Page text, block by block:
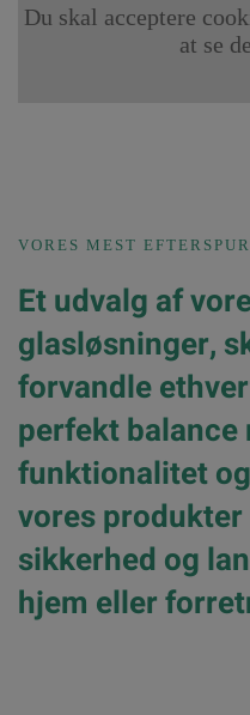
Du skal acceptere
at se
VORES MEST
Et udvalg af
glasløsninger,
forvandle
perfekt balance
funktionalitet
vores produkter
sikkerhed og
hjem eller